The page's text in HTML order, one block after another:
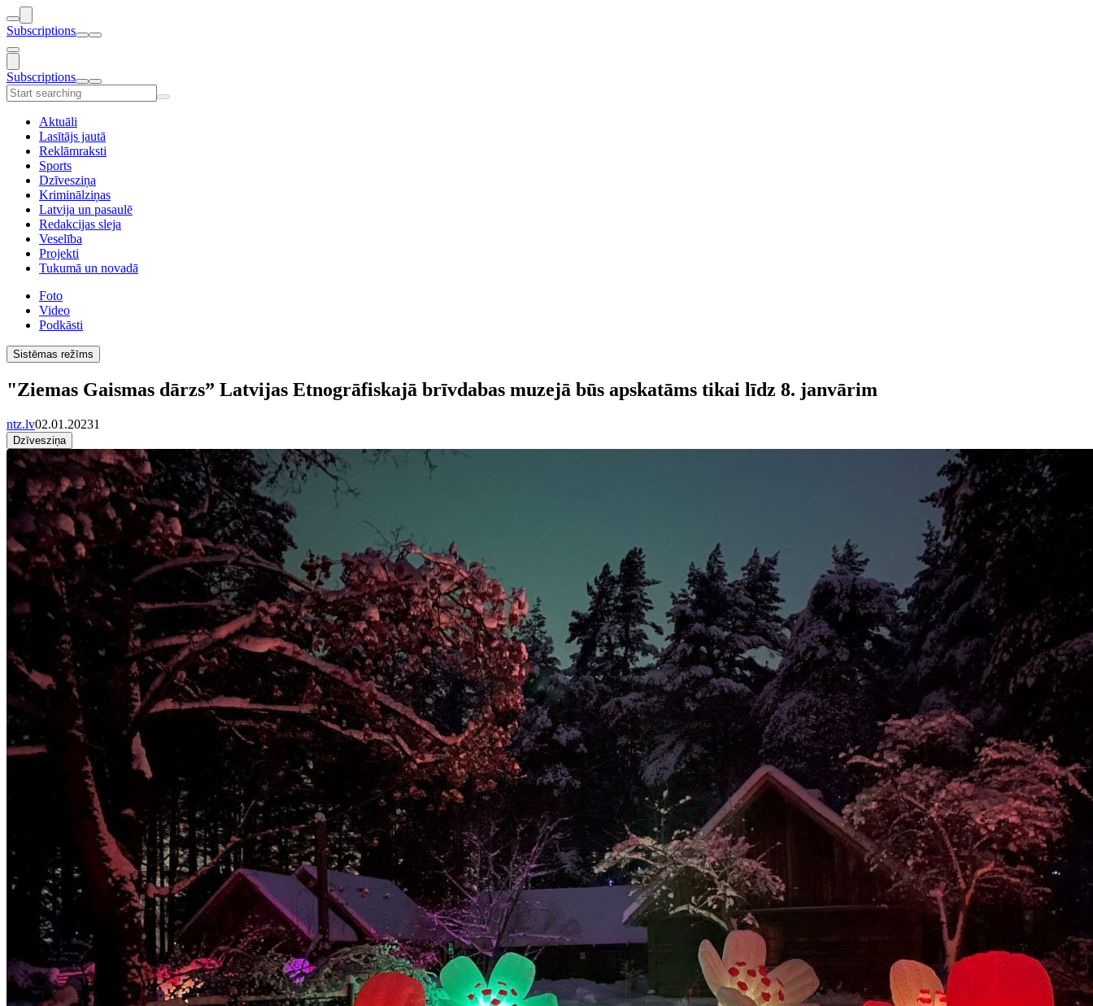
Subscriptions
Subscriptions
Aktuāli
Lasītājs jautā
Reklāmraksti
Sports
Dzīvesziņa
Kriminālziņas
Latvija un pasaulē
Redakcijas sleja
Veselība
Projekti
Tukumā un novadā
Foto
Video
Podkāsti
Sistēmas režīms
"Ziemas Gaismas dārzs” Latvijas Etnogrāfiskajā brīvdabas muzejā būs apskatāms tikai līdz 8. janvārim
ntz.lv02.01.20231
Dzīvesziņa